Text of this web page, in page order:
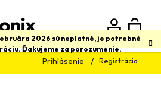
2026 sú neplatné, je potrebné
Ďakujeme za porozumenie.
Prihlásenie Registrácia
Hľadať